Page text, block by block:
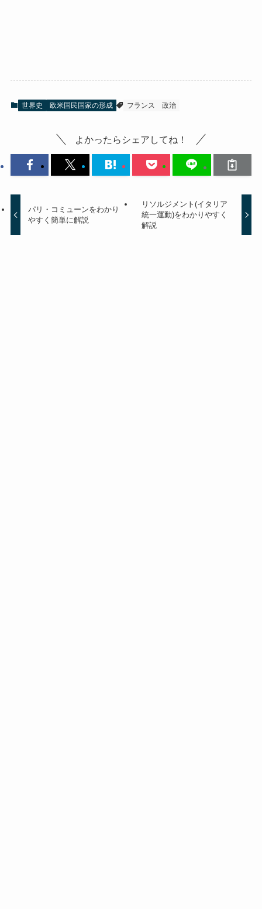
世界史 欧米国民国家の形成 フランス 政治
よかったらシェアしてね！
パリ・コミューンをわかり
やすく簡単に解説
リソルジメント(イタリア
統一運動)をわかりやすく
解説